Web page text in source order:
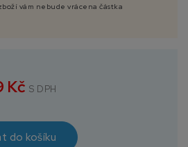
vám nebude vrácena částka
Kč S DPH
do košíku